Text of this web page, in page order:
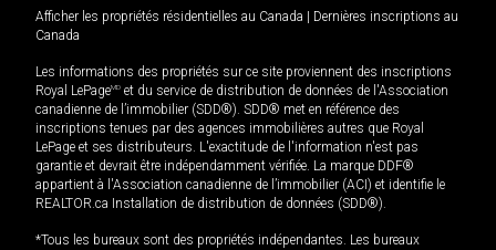
Afficher les propriétés résidentielles au Canada
Dernières inscriptions au
Canada
Les informations des propriétés sur ce site proviennent des inscriptions
Royal LePageMD et du service de distribution de données de l'Association
canadienne de l’immobilier (SDD®). SDD® met en référence des
inscriptions tenues par des agences immobilières autres que Royal
LePage et ses distributeurs. L'exactitude de l'information n'est pas
garantie et devrait être indépendamment vérifiée. La marque DDF®
appartient à l'Association canadienne de l’immobilier (ACI) et identifie le
REALTOR.ca Installation de distribution de données (SDD®).
*Tous les bureaux sont des propriétés indépendantes. Les bureaux